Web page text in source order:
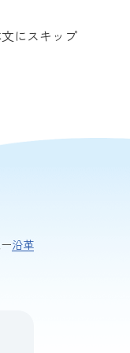
にスキップ
沿革